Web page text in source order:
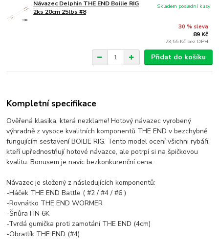
Návazec Delphin THE END Boilie RIG
2ks 20cm 25lbs #8
30 % sleva
89 Kč
73,55 Kč bez DPH
Skladem poslední kusy
Přidat do košíku
Kompletní specifikace
Ověřená klasika, která nezklame! Hotový návazec vyrobený
výhradně z vysoce kvalitních komponentů THE END v bezchybně
fungujícím sestavení BOILIE RIG. Tento model ocení všichni rybáři,
kteří upřednostňují hotové návazce, ale potrpí si na špičkovou
kvalitu. Bonusem je navíc bezkonkurenční cena.
Návazec je složený z následujících komponentů:
-Háček THE END Battle ( #2 / #4 / #6 )
-Rovnátko THE END WORMER
-Šnůra FIN 6K
-Tvrdá gumička proti zamotání THE END (4cm)
-Obratlík THE END (#4)